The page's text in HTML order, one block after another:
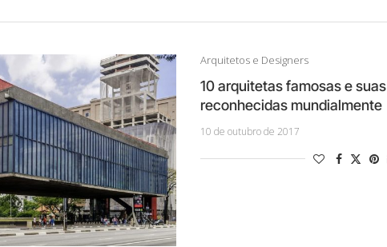
Arquitetos e Designers
10 arquitetas famosas e
reconhecidas mundialmente
10 de outubro de 2017